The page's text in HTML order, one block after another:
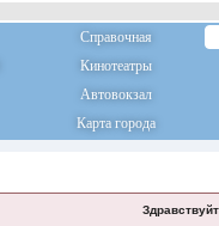
Справочная
Кинотеатры
Автовокзал
Карта города